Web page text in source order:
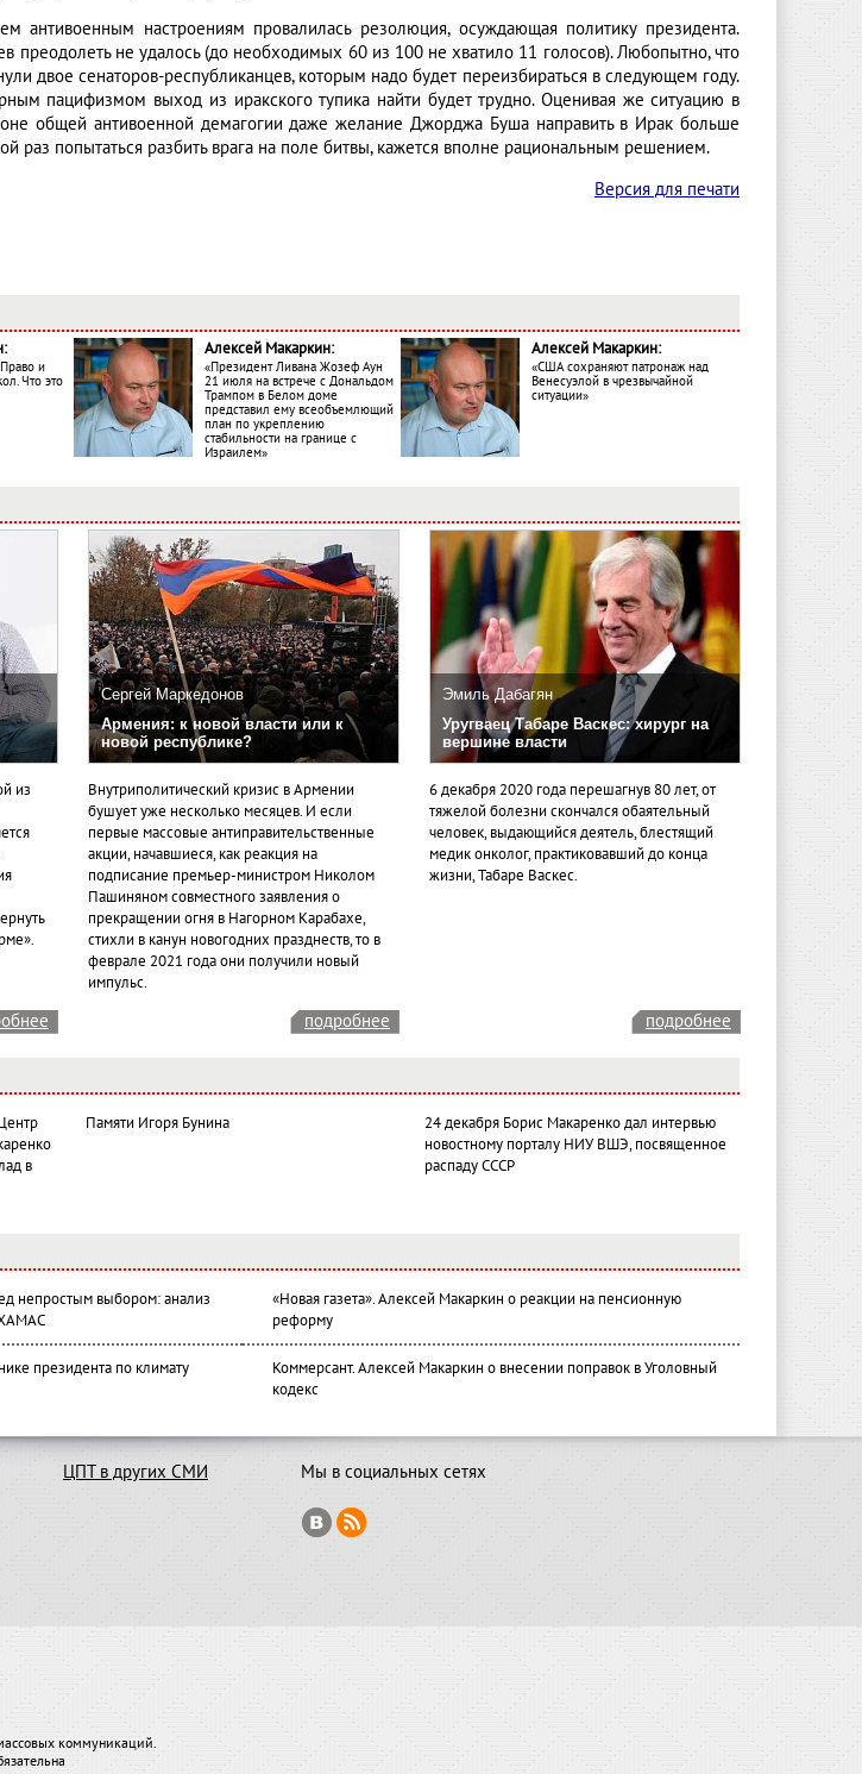
антивоенным настроениям провалилась резолюция, осуждающая политику президента.
преодолеть не удалось (до необходимых 60 из 100 не хватило 11 голосов). Любопытно, что
двое сенаторов-республиканцев, которым надо будет переизбираться в следующем году.
пацифизмом выход из иракского тупика найти будет трудно. Оценивая же ситуацию в
общей антивоенной демагогии даже желание Джорджа Буша направить в Ирак больше
раз попытаться разбить врага на поле битвы, кажется вполне рациональным решением.
Версия для печати
и
Что это
Алексей Макаркин:
«Президент Ливана Жозеф Аун
21 июля на встрече с Дональдом
Трампом в Белом доме
представил ему всеобъемлющий
план по укреплению
стабильности на границе с
Израилем»
Алексей Макаркин:
«США сохраняют патронаж над
Венесуэлой в чрезвычайной
ситуации»
из
Сергей Маркедонов
Армения: к новой власти или к
новой республике?
Внутриполитический кризис в Армении
бушует уже несколько месяцев. И если
первые массовые антиправительственные
акции, начавшиеся, как реакция на
подписание премьер-министром Николом
Пашиняном совместного заявления о
прекращении огня в Нагорном Карабахе,
стихли в канун новогодних празднеств, то в
феврале 2021 года они получили новый
импульс.
Эмиль Дабагян
Уругваец Табаре Васкес: хирург на
вершине власти
6 декабря 2020 года перешагнув 80 лет, от
тяжелой болезни скончался обаятельный
человек, выдающийся деятель, блестящий
медик онколог, практиковавший до конца
жизни, Табаре Васкес.
подробнее подробнее
в
Памяти Игоря Бунина
24 декабря Борис Макаренко дал интервью
новостному порталу НИУ ВШЭ, посвященное
распаду СССР
непростым выбором: анализ
ХАМАС
«Новая газета». Алексей Макаркин о реакции на пенсионную
реформу
президента по климату
Коммерсант. Алексей Макаркин о внесении поправок в Уголовный
кодекс
ЦПТ в других СМИ Мы в социальных сетях
коммуникаций.